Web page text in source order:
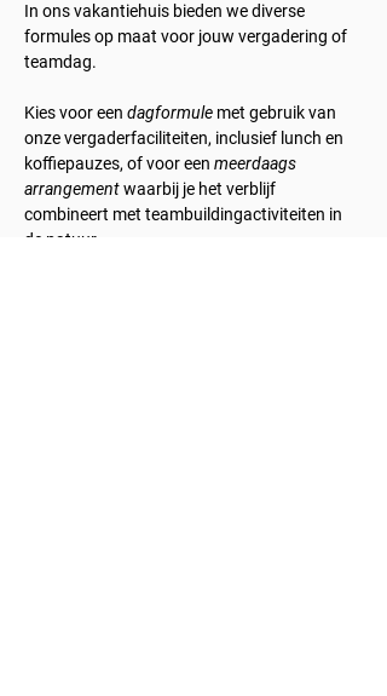
In ons vakantiehuis bieden we diverse
formules op maat voor jouw vergadering of
teamdag.
Kies voor een dagformule met gebruik van
onze vergaderfaciliteiten, inclusief lunch en
koffiepauzes, of voor een meerdaags
arrangementwaarbij je het verblijf
combineert met teambuildingactiviteiten in
de natuur.